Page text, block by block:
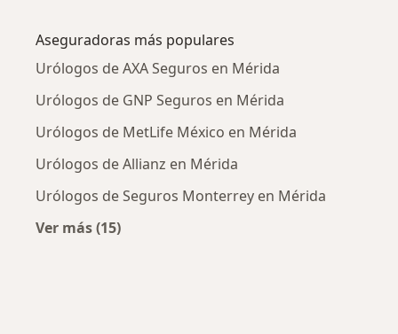
Aseguradoras más populares
Urólogos de AXA Seguros en Mérida
Urólogos de GNP Seguros en Mérida
Urólogos de MetLife México en Mérida
Urólogos de Allianz en Mérida
Urólogos de Seguros Monterrey en Mérida
Ver más (15)